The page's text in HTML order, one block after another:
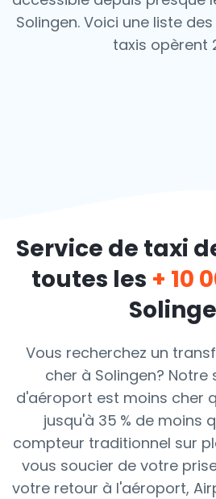
Solingen. Voici une liste
taxis opèrent
Service de taxi
toutes les + 10
Vous recherchez un
cher à Solingen? Notre
d'aéroport est moins cher
jusqu'à 35 % de moins
compteur traditionnel sur
vous soucier de votre
votre retour à l'aéroport,